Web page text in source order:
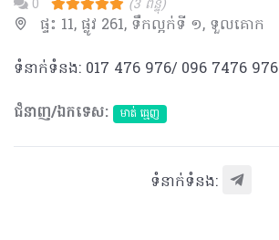
0 (3 ពិន្ទុ)
ផ្ទះ 11, ផ្លូវ 261, ទឹកល្អក់ទី ១, ទួលគោក
ទំនាក់ទំនង: 017 476 976/ 096 7476 976
ជំនាញ/ឯកទេស:
មាត់ ធ្មេញ
ទំនាក់ទំនង: